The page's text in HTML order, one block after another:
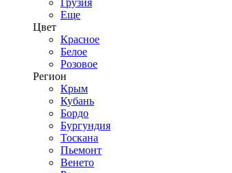
Грузия
Еще
Цвет
Красное
Белое
Розовое
Регион
Крым
Кубань
Бордо
Бургундия
Тоскана
Пьемонт
Венето